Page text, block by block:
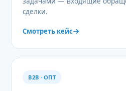
сделки.
Смотреть кейс
B2B · ОПТ